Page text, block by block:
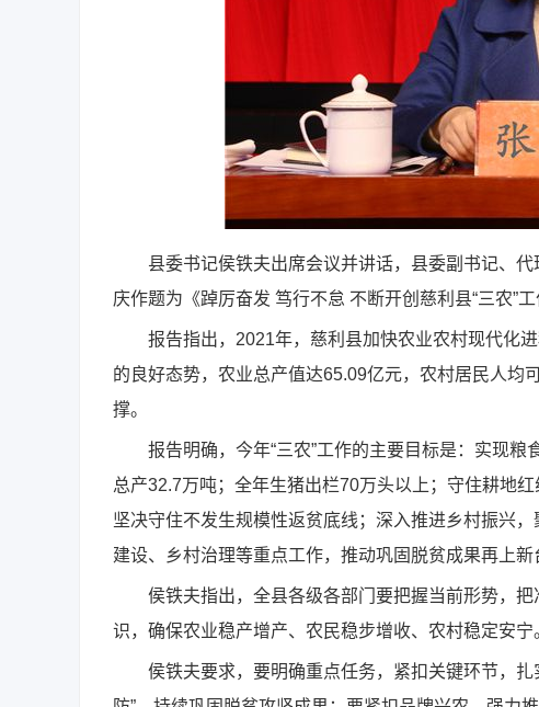
县委书记侯铁夫出席会议并讲话，县委副书记、代
庆作题为《踔厉奋发 笃行不怠 不断开创慈利县“三农”
报告指出，2021年，慈利县加快农业农村现代化进
的良好态势，农业总产值达65.09亿元，农村居民人均
撑。
报告明确，今年“三农”工作的主要目标是：实现粮
总产32.7万吨；全年生猪出栏70万头以上；守住耕地
坚决守住不发生规模性返贫底线；深入推进乡村振兴
建设、乡村治理等重点工作，推动巩固脱贫成果再上新
侯铁夫指出，全县各级各部门要把握当前形势，把
识，确保农业稳产增产、农民稳步增收、农村稳定安宁
侯铁夫要求，要明确重点任务，紧扣关键环节，扎